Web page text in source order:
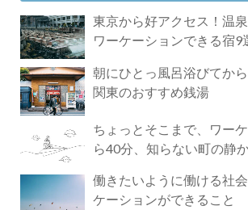
東京から好アクセス！温
ワーケーションできる宿9
朝にひとっ風呂浴びてか
関東のおすすめ銭湯
ちょっとそこまで、ワー
ら40分、知らない町の静
働きたいように働ける社
ケーションができること